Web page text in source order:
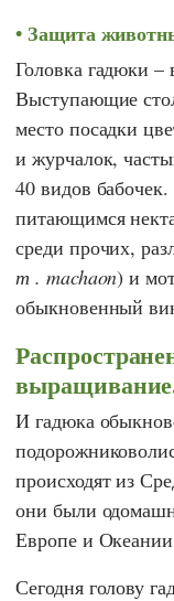
Защита
Головка гадюки –
Выступающие
место посадки
и журчалок,
40 видов бабочек.
питающимся
среди прочих,
т . machaon) и
обыкновенный
И гадюка
происходят из
они были
Европе и
Сегодня голову